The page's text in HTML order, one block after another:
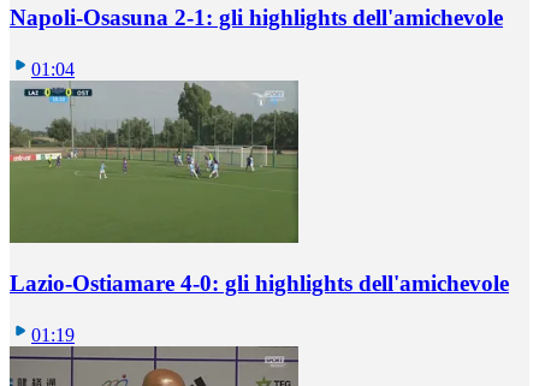
Napoli-Osasuna 2-1: gli highlights dell'amichevole
01:04
Lazio-Ostiamare 4-0: gli highlights dell'amichevole
01:19